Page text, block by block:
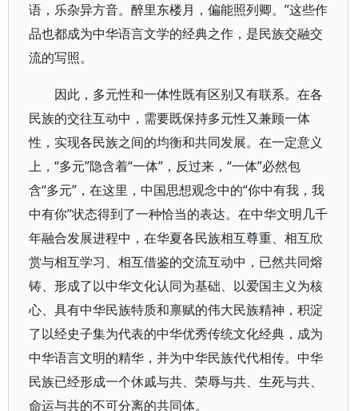
语，乐杂异方音。醉里东楼月，偏能照列卿。”这些作
品也都成为中华语言文学的经典之作，是民族交融交
流的写照。
因此，多元性和一体性既有区别又有联系。在各
民族的交往互动中，需要既保持多元性又兼顾一体
性，实现各民族之间的均衡和共同发展。在一定意义
上，“多元”隐含着“一体”，反过来，“一体”必然包
含“多元”，在这里，中国思想观念中的“你中有我，我
中有你”状态得到了一种恰当的表达。在中华文明几千
年融合发展进程中，在华夏各民族相互尊重、相互欣
赏与相互学习、相互借鉴的交流互动中，已然共同熔
铸、形成了以中华文化认同为基础、以爱国主义为核
心、具有中华民族特质和禀赋的伟大民族精神，积淀
了以经史子集为代表的中华优秀传统文化经典，成为
中华语言文明的精华，并为中华民族代代相传。中华
民族已经形成一个休戚与共、荣辱与共、生死与共、
命运与共的不可分离的共同体。